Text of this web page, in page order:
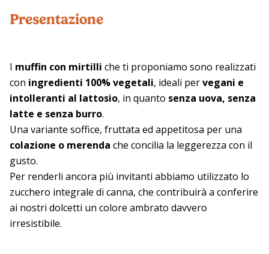
Presentazione
I muffin con mirtilli che ti proponiamo sono realizzati
con ingredienti 100% vegetali, ideali pervegani e
intolleranti al lattosio, in quanto senza uova, senza
latte e senza burro.
Una variante soffice, fruttata ed appetitosa per una
colazione o merenda che concilia la leggerezza con il
gusto.
Per renderli ancora più invitanti abbiamo utilizzato lo
zucchero integrale di canna, che contribuirà a conferire
ai nostri dolcetti un colore ambrato davvero
irresistibile.